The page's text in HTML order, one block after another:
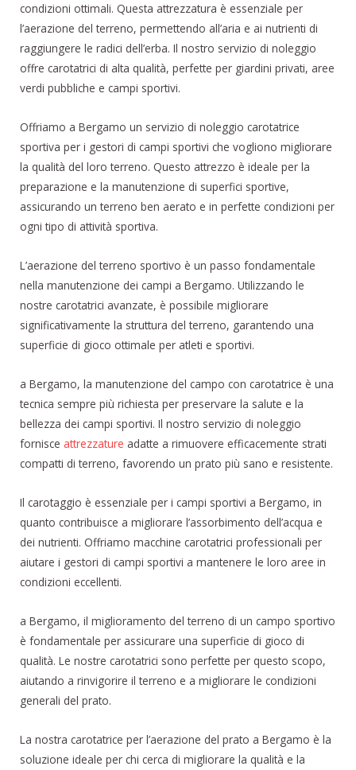
condizioni ottimali. Questa attrezzatura è essenziale per
l’aerazione del terreno, permettendo all’aria e ai nutrienti di
raggiungere le radici dell’erba. Il nostro servizio di noleggio
offre carotatrici di alta qualità, perfette per giardini privati, aree
verdi pubbliche e campi sportivi.
Offriamo a Bergamo un servizio di noleggio carotatrice
sportiva per i gestori di campi sportivi che vogliono migliorare
la qualità del loro terreno. Questo attrezzo è ideale per la
preparazione e la manutenzione di superfici sportive,
assicurando un terreno ben aerato e in perfette condizioni per
ogni tipo di attività sportiva.
L’aerazione del terreno sportivo è un passo fondamentale
nella manutenzione dei campi a Bergamo. Utilizzando le
nostre carotatrici avanzate, è possibile migliorare
significativamente la struttura del terreno, garantendo una
superficie di gioco ottimale per atleti e sportivi.
a Bergamo, la manutenzione del campo con carotatrice è una
tecnica sempre più richiesta per preservare la salute e la
bellezza dei campi sportivi. Il nostro servizio di noleggio
fornisce attrezzature adatte a rimuovere efficacemente strati
compatti di terreno, favorendo un prato più sano e resistente.
Il carotaggio è essenziale per i campi sportivi a Bergamo, in
quanto contribuisce a migliorare l’assorbimento dell’acqua e
dei nutrienti. Offriamo macchine carotatrici professionali per
aiutare i gestori di campi sportivi a mantenere le loro aree in
condizioni eccellenti.
a Bergamo, il miglioramento del terreno di un campo sportivo
è fondamentale per assicurare una superficie di gioco di
qualità. Le nostre carotatrici sono perfette per questo scopo,
aiutando a rinvigorire il terreno e a migliorare le condizioni
generali del prato.
La nostra carotatrice per l’aerazione del prato a Bergamo è la
soluzione ideale per chi cerca di migliorare la qualità e la